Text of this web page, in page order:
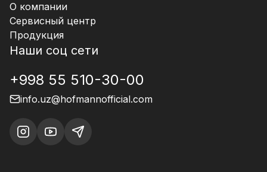
О компании
Сервисный центр
Продукция
Наши соц сети
+998 55 510-30-00
info.uz@hofmannofficial.com